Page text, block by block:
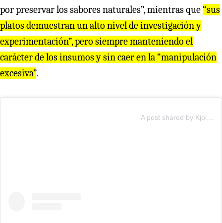
por preservar los sabores naturales”, mientras que “sus
platos demuestran un alto nivel de investigación y
experimentación”, pero siempre manteniendo el
carácter de los insumos y sin caer en la “manipulación
excesiva”.